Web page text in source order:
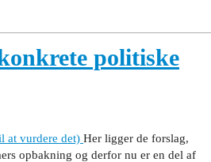
politiske
at vurdere det) Her ligger de forslag,
opbakning og derfor nu er en del af